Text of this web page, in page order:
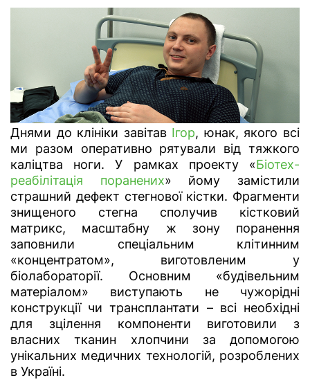
Днями до клініки завітав Ігор, юнак, якого всі
ми разом оперативно рятували від тяжкого
каліцтва ноги. У рамках проекту «Біотех-
реабілітація поранених» йому замістили
страшний дефект стегнової кістки. Фрагменти
знищеного стегна сполучив кістковий
матрикс, масштабну ж зону поранення
заповнили спеціальним клітинним
«концентратом», виготовленим у
біолабораторії. Основним «будівельним
матеріалом» виступають не чужорідні
конструкції чи трансплантати – всі необхідні
для зцілення компоненти виготовили з
власних тканин хлопчини за допомогою
унікальних медичних технологій, розроблених
в Україні.